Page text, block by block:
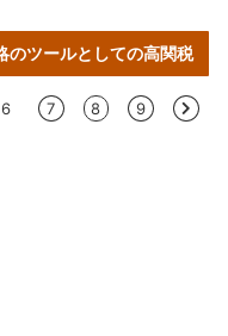
のツールとしての高関税
6 7 8 9 >